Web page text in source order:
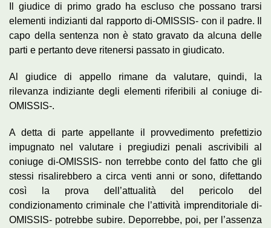
Il giudice di primo grado ha escluso che possano trarsi
elementi indizianti dal rapporto di-OMISSIS- con il padre. Il
capo della sentenza non è stato gravato da alcuna delle
parti e pertanto deve ritenersi passato in giudicato.
Al giudice di appello rimane da valutare, quindi, la
rilevanza indiziante degli elementi riferibili al coniuge di-
OMISSIS-.
A detta di parte appellante il provvedimento prefettizio
impugnato nel valutare i pregiudizi penali ascrivibili al
coniuge di-OMISSIS- non terrebbe conto del fatto che gli
stessi risalirebbero a circa venti anni or sono, difettando
così la prova dell’attualità del pericolo del
condizionamento criminale che l’attività imprenditoriale di-
OMISSIS- potrebbe subire. Deporrebbe, poi, per l’assenza